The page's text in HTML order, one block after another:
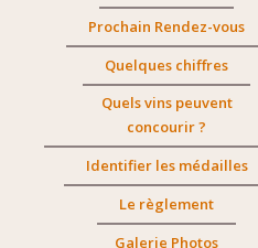
Prochain Rendez-vous
Quelques chiffres
Quels vins peuvent
concourir ?
Identifier les médailles
Le règlement
Galerie Photos